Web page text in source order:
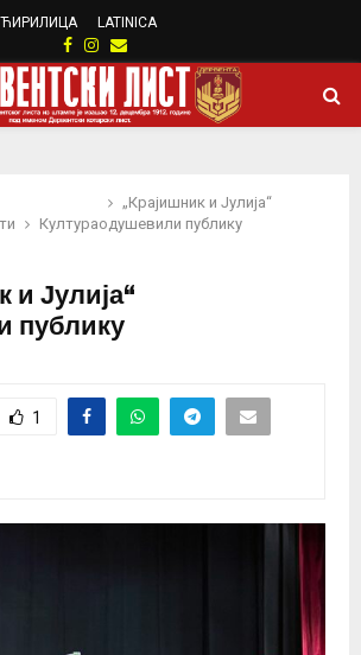
ЋИРИЛИЦА LATINICA
Facebook
Instagram
Email
Култура
„Крајишник и Јулија“
одушевили публику
и Јулија“
публику
1